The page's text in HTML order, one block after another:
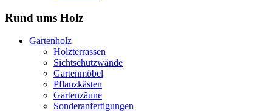
Rund ums Holz
Gartenholz
Holzterrassen
Sichtschutzwände
Gartenmöbel
Pflanzkästen
Gartenzäune
Sonderanfertigungen